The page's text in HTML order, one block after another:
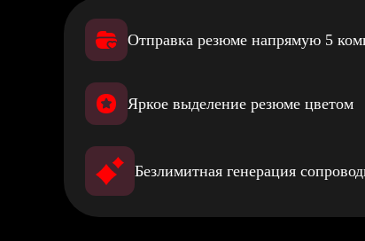
Отправка резюме напрямую 5
Яркое выделение резюме цветом
Безлимитная генерация